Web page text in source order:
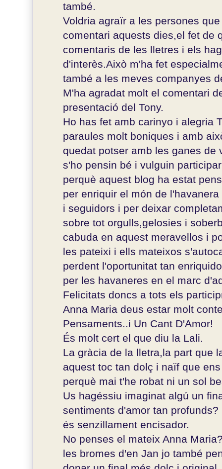
també.
Voldria agraïr a les persones
comentari aquests dies,el fet de
comentaris de les lletres i els
d'interès.Això m'ha fet
també a les meves companyes
M'ha agradat molt el comentari
presentació del Tony.
Ho has fet amb carinyo i alegria
paraules molt boniques i amb
quedat potser amb les ganes de
s'ho pensin bé i vulguin
perquè aquest blog ha estat
per enriquir el món de
i seguidors i per deixar
sobre tot orgulls,gelosies i
cabuda en aquest meravellos i
les pateixi i ells mateixos
perdent l'oportunitat tan
per les havaneres en el marc
Felicitats doncs a tots els
Anna Maria deus estar molt
Pensaments..i Un Cant D'Amor!
És molt cert el que diu la Lali.
La gràcia de la lletra,la part que
aquest toc tan dolç i naïf que
perquè mai t'he robat ni un sol
Us hagéssiu imaginat algú un
sentiments d'amor tan profunds?
és senzillament encisador.
No penses el mateix Anna
les bromes d'en Jan jo també